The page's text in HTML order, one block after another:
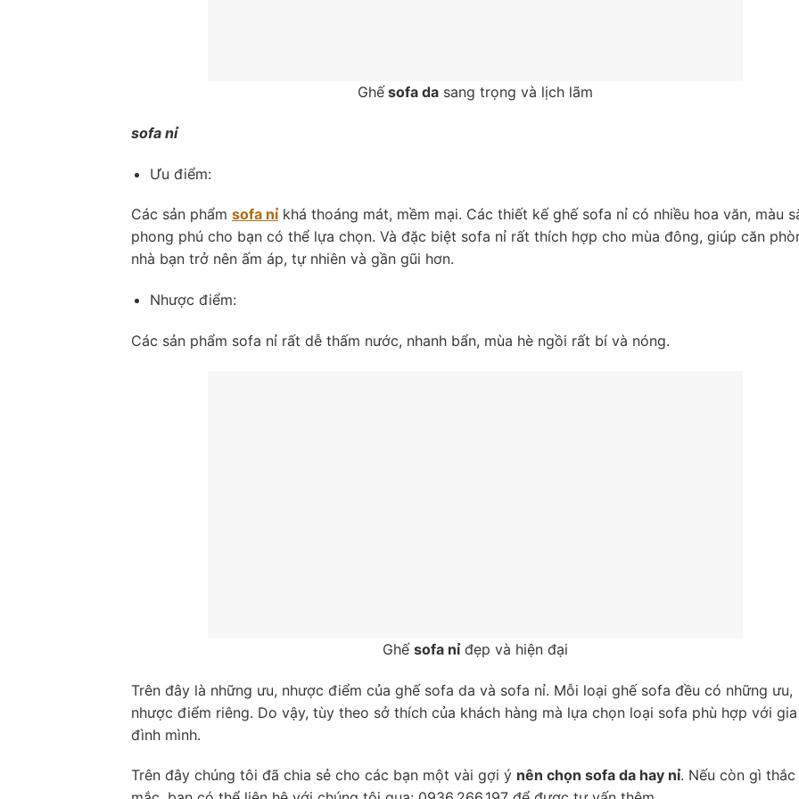
Ghếsofa da sang trọng và lịch lãm
sofa nỉ
Ưu điểm:
Các sản phẩm sofa nỉkhá thoáng mát, mềm mại. Các thiết kế ghế sofa nỉ có nhiều hoa văn, màu
phong phú cho bạn có thể lựa chọn. Và đặc biệt sofa nỉ rất thích hợp cho mùa đông, giúp căn
nhà bạn trở nên ấm áp, tự nhiên và gần gũi hơn.
Nhược điểm:
Các sản phẩm sofa nỉ rất dễ thấm nước, nhanh bẩn, mùa hè ngồi rất bí và nóng.
Ghếsofa nỉđẹp và hiện đại
Trên đây là những ưu, nhược điểm của ghế sofa da và sofa nỉ. Mỗi loại ghế sofa đều có những ưu,
nhược điểm riêng. Do vậy, tùy theo sở thích của khách hàng mà lựa chọn loại sofa phù hợp với gia
đình mình.
Trên đây chúng tôi đã chia sẻ cho các bạn một vài gợi ý nên chọn sofa da hay nỉ. Nếu còn gì thắc